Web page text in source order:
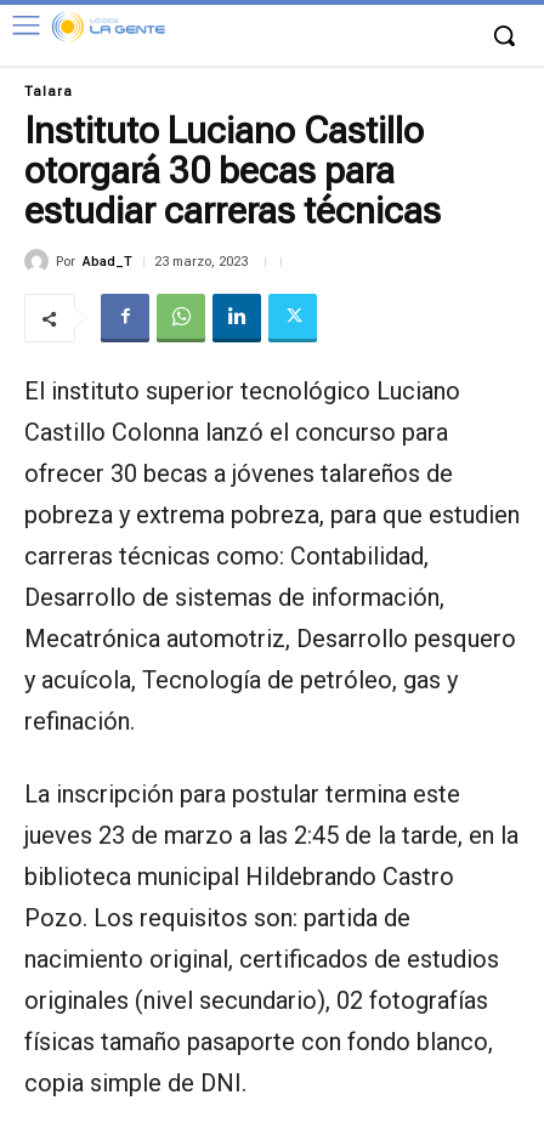
Talara
Instituto Luciano Castillo
otorgará 30 becas para
estudiar carreras técnicas
Por Abad_T 23 marzo, 2023
El instituto superior tecnológico Luciano
Castillo Colonna lanzó el concurso para
ofrecer 30 becas a jóvenes talareños de
pobreza y extrema pobreza, para que estudien
carreras técnicas como: Contabilidad,
Desarrollo de sistemas de información,
Mecatrónica automotriz, Desarrollo pesquero
y acuícola, Tecnología de petróleo, gas y
refinación.
La inscripción para postular termina este
jueves 23 de marzo a las 2:45 de la tarde, en la
biblioteca municipal Hildebrando Castro
Pozo. Los requisitos son: partida de
nacimiento original, certificados de estudios
originales (nivel secundario), 02 fotografías
físicas tamaño pasaporte con fondo blanco,
copia simple de DNI.